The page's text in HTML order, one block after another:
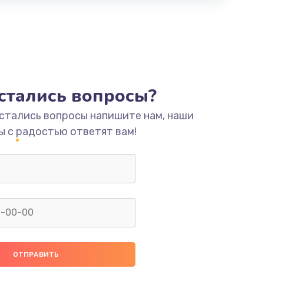
вопросы?
вопросы напишите нам, наши
с радостью ответят вам!